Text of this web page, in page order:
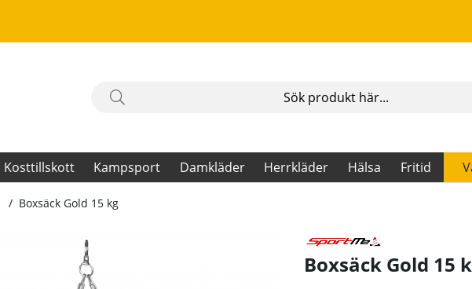
Kosttillskott Kampsport Damkläder Herrkläder Hälsa Fritid
Boxsäck Gold 15 kg
Boxsäck Gold 15